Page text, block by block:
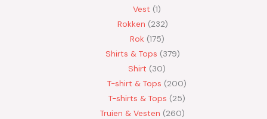
Vest 1
Rokken 232
Rok 175
Shirts & Tops 379
Shirt
30
T-shirt & Tops
200
T-shirts & Tops
25
Truien & Vesten
260